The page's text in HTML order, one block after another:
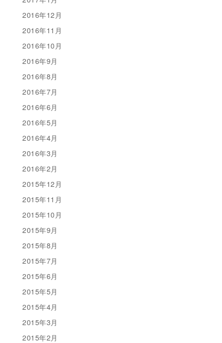
2016年12月
2016年11月
2016年10月
2016年9月
2016年8月
2016年7月
2016年6月
2016年5月
2016年4月
2016年3月
2016年2月
2015年12月
2015年11月
2015年10月
2015年9月
2015年8月
2015年7月
2015年6月
2015年5月
2015年4月
2015年3月
2015年2月